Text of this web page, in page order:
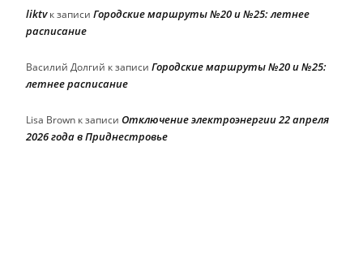
liktvк записи Городские маршруты №20 и №25: летнее
расписание
Василий Долгий к записи Городские маршруты №20 и №25:
летнее расписание
Lisa Brown к записи Отключение электроэнергии 22 апреля
2026 года в Приднестровье